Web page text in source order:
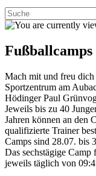
search
Mach mit und freu
Sportzentrum am
Hödinger Paul
Jeweils bis zu 40
Jahren können an den
qualifizierte Trainer
Camps sind 28.07. bis
Das sechstägige
jeweils täglich von